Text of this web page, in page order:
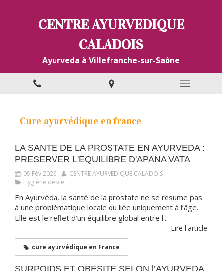
CENTRE AYURVEDIQUE
CALADOIS
Ayurveda à Villefranche-sur-Saône
Cure ayurvédique en france
LA SANTE DE LA PROSTATE EN AYURVEDA :
PRESERVER L'EQUILIBRE D'APANA VATA
09 Fév 2026
CENTRE AYURVEDIQUE CALADOIS
Hygiène de vie
En Ayurvéda, la santé de la prostate ne se résume pas
à une problématique locale ou liée uniquement à l’âge.
Elle est le reflet d’un équilibre global entre l...
Lire l'article
cure ayurvédique en France
SURPOIDS ET OBESITE SELON l’AYURVEDA